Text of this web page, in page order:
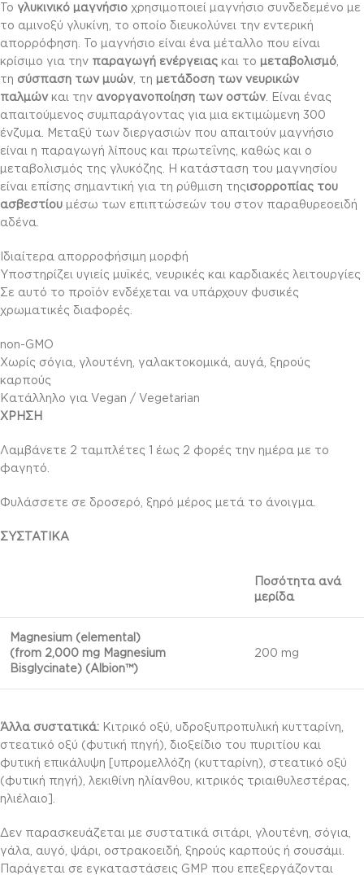
Το γλυκινικό μαγνήσιο χρησιμοποιεί μαγνήσιο συνδεδεμένο με
το αμινοξύ γλυκίνη, το οποίο διευκολύνει την εντερική
απορρόφηση. Το μαγνήσιο είναι ένα μέταλλο που είναι
κρίσιμο για την παραγωγή ενέργειας και το μεταβολισμό
τη σύσπαση των μυών, τη μετάδοση των νευρικών
παλμώνκαι την ανοργανοποίηση των οστών. Είναι ένας
απαιτούμενος συμπαράγοντας για μια εκτιμώμενη 300
ένζυμα. Μεταξύ των διεργασιών που απαιτούν μαγνήσιο
είναι η παραγωγή λίπους και πρωτεΐνης, καθώς και ο
μεταβολισμός της γλυκόζης. Η κατάσταση του μαγνησίου
είναι επίσης σημαντική για τη ρύθμιση τηςισορροπίας του
ασβεστίου μέσω των επιπτώσεών του στον παραθυρεοειδή
αδένα.
Ιδιαίτερα απορροφήσιμη μορφή
Υποστηρίζει υγιείς μυϊκές, νευρικές και καρδιακές λειτουργίες
Σε αυτό το προϊόν ενδέχεται να υπάρχουν φυσικές
χρωματικές διαφορές.
non-GMO
Χωρίς σόγια, γλουτένη, γαλακτοκομικά, αυγά, ξηρούς
καρπούς
Κατάλληλο για Vegan / Vegetarian
ΧΡΗΣΗ
Λαμβάνετε 2 ταμπλέτες 1 έως 2 φορές την ημέρα με το
φαγητό.
Φυλάσσετε σε δροσερό, ξηρό μέρος μετά το άνοιγμα.
ΣΥΣΤΑΤΙΚΑ
Ποσότητα ανά
μερίδα
Magnesium (elemental)
(from 2,000 mg Magnesium
Bisglycinate) (Albion™)
200 mg
Άλλα συστατικά: Κιτρικό οξύ, υδροξυπροπυλική κυτταρίνη,
στεατικό οξύ (φυτική πηγή), διοξείδιο του πυριτίου και
φυτική επικάλυψη [υπρομελλόζη (κυτταρίνη), στεατικό οξύ
(φυτική πηγή), λεκιθίνη ηλίανθου, κιτρικός τριαιθυλεστέρας,
ηλιέλαιο].
Δεν παρασκευάζεται με συστατικά σιτάρι, γλουτένη, σόγια,
γάλα, αυγό, ψάρι, οστρακοειδή, ξηρούς καρπούς ή σουσάμι.
Παράγεται σε εγκαταστάσεις GMP που επεξεργάζονται